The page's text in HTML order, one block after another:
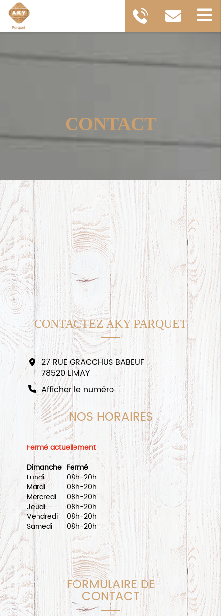
CONTACT
CONTACTEZ AKY PARQUET
27 RUE GRACCHUS BABEUF
78520 LIMAY
Afficher le numéro
NOS HORAIRES
Fermé actuellement
Dimanche Fermé
Lundi
08h-20h
Mardi
08h-20h
Mercredi
08h-20h
Jeudi
08h-20h
Vendredi
08h-20h
Samedi
08h-20h
FORMULAIRE DE
CONTACT